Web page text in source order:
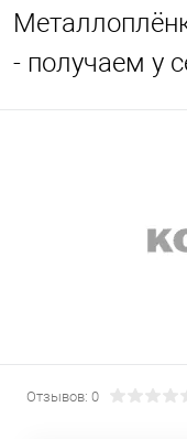
- получаем у
Отзывов: 0